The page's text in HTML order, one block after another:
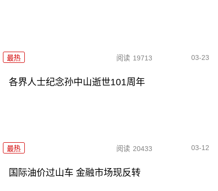
最热 阅读 19713 03-23
各界人士纪念孙中山逝世101周年
最热 阅读 20433 03-12
国际油价过山车 金融市场现反转